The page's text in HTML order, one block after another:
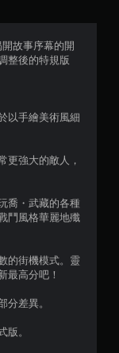
故事序幕的開
整後的特規版
以手繪美術風細
更強大的敵人，
喬・武藏的各種
鬥風格華麗地殲
的街機模式。靈
最高分吧！
差異。
版。